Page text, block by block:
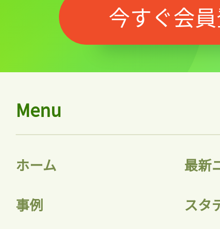
今すぐ会
Menu
ホーム 最新
事例 スタ